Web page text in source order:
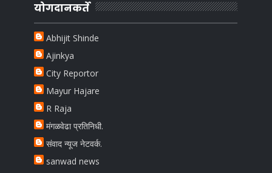
योगदानकर्ते
Abhijit Shinde
Ajinkya
City Reportor
Mayur Hajare
R Raja
मंगळवेढा प्रतिनिधी.
संवाद न्यूज नेटवर्क.
sanwad news